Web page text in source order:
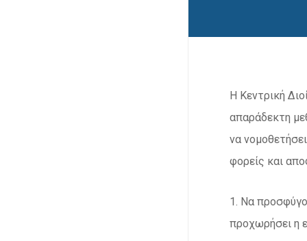
Η Κεντρική
απαράδεκτη
να
φορείς και
1. Να
προχωρήσει η